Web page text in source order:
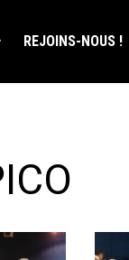
REJOINS-NOUS !